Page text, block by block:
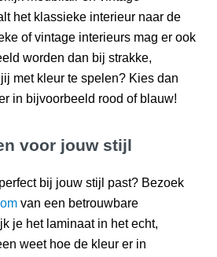
het klassieke interieur naar de
of vintage interieurs mag er ook
worden dan bij strakke,
met kleur te spelen? Kies dan
in bijvoorbeeld rood of blauw!
voor jouw stijl
bij jouw stijl past? Bezoek
van een betrouwbare
je het laminaat in het echt,
weet hoe de kleur er in